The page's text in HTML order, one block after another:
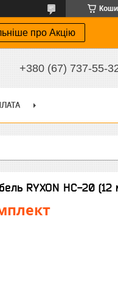
про Акцію
+380 (67) 737-55-
RYXON HC-20 (12